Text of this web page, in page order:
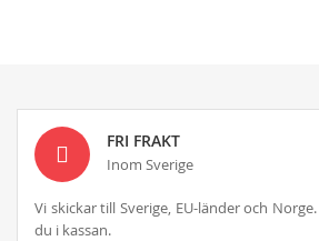
FRI FRAKT
Inom Sverige
Vi skickar till Sverige, EU-länder och
du i kassan.